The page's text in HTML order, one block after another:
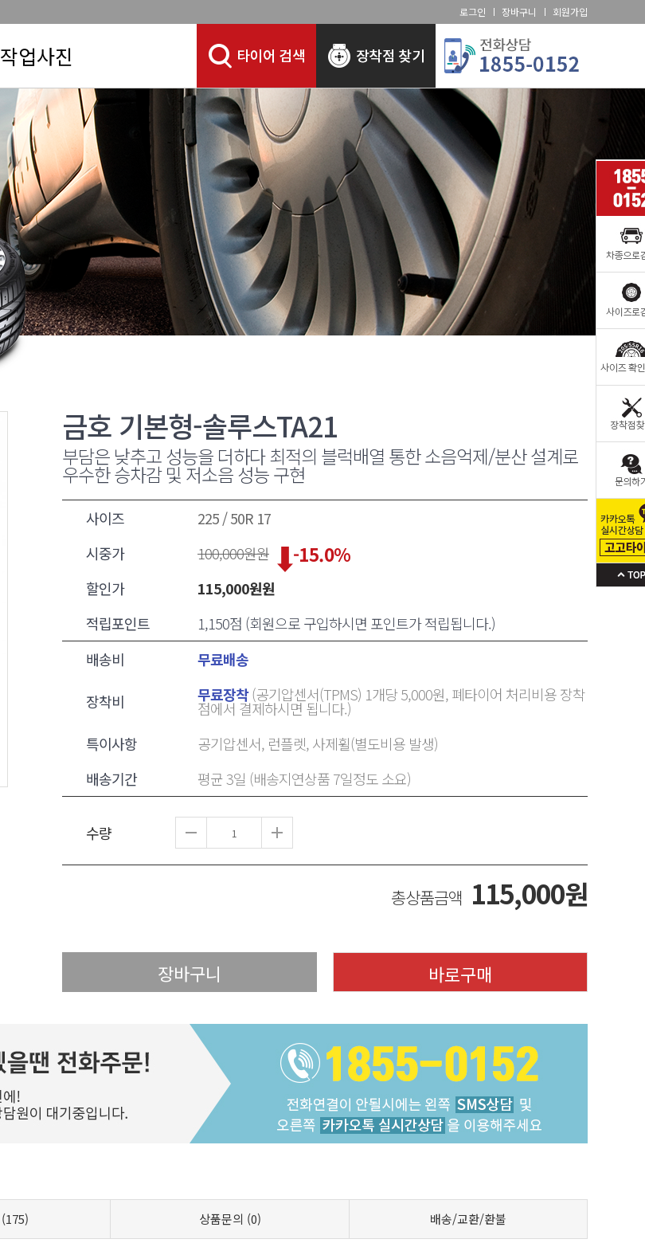
로그인 장바구니 회원가입
작업사진
금호 기본형-솔루스TA21
부담은 낮추고 성능을 더하다 최적의 블럭배열 통한 소음억제/분산 설계로
우수한 승차감 및 저소음 성능 구현
사이즈
225 / 50R 17
시중가
100,000원원
할인가
115,000원원
-15.0%
적립포인트
1,150점 (회원으로 구입하시면 포인트가 적립됩니다.)
배송비
무료배송
장착비 무료장착(공기압센서(TPMS) 1개당 5,000원, 폐타이어 처리비용 장착
점에서 결제하시면 됩니다.)
특이사항
공기압센서, 런플렛, 사제휠(별도비용 발생)
배송기간
평균 3일 (배송지연상품 7일정도 소요)
수량
총상품금액 115,000원
(175) 상품문의 (0) 배송/교환/환불